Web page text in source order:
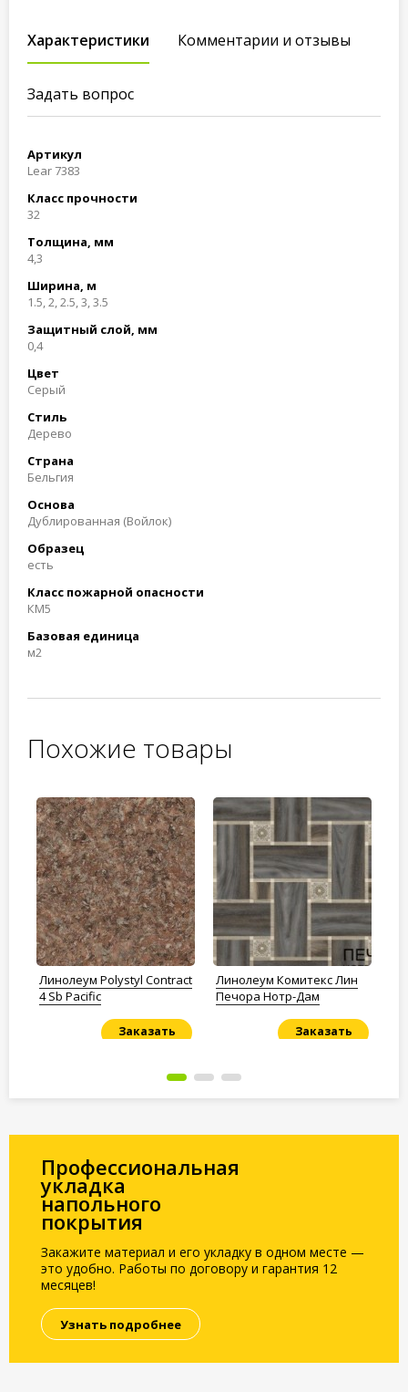
Характеристики Комментарии и отзывы
Задать вопрос
Артикул
Lear 7383
Класс прочности
32
Толщина, мм
4,3
Ширина, м
1.5, 2, 2.5, 3, 3.5
Защитный слой, мм
0,4
Цвет
Серый
Стиль
Дерево
Страна
Бельгия
Основа
Дублированная (Войлок)
Образец
есть
Класс пожарной опасности
КМ5
Базовая единица
м2
Похожие товары
Линолеум Polystyl Contract
4 Sb Pacific
Заказать
Линолеум Комитекс Лин
Печора Нотр-Дам
Заказать
Профессиональная
укладка
напольного
покрытия
Закажите материал и его укладку в одном месте —
это удобно. Работы по договору и гарантия 12
месяцев!
Узнать подробнее